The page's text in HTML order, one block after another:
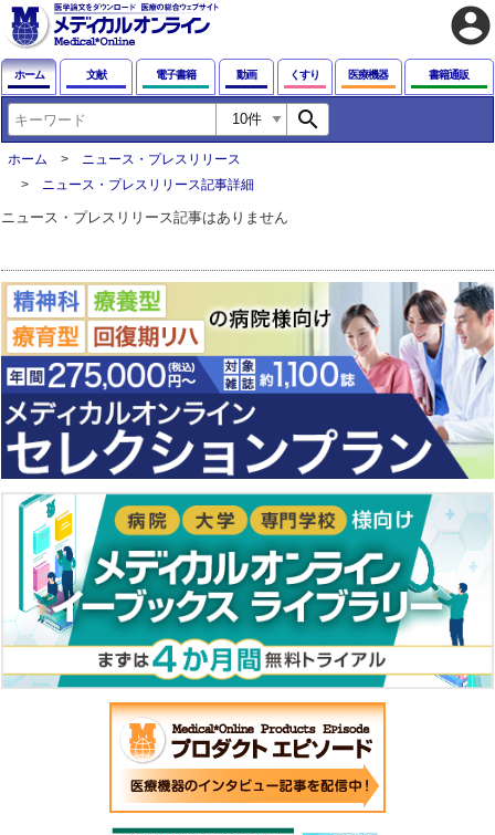
account_circle
ホーム 文献 電子書籍 動画 くすり 医療機器 書籍通販
search
ホーム
ニュース・プレスリリース
ニュース・プレスリリース記事詳細
ニュース・プレスリリース記事はありません